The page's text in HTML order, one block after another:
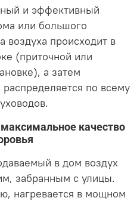
и эффективный
или большого
воздуха происходит в
(приточной или
а затем
по всему
качество
в дом воздух
забранным с улицы.
нагревается в мощном